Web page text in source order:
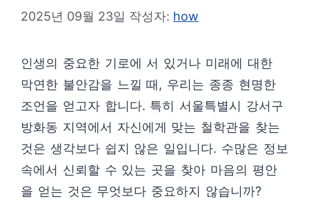
2025년 09월 23일 작성자: how
인생의 중요한 기로에 서 있거나 미래에 대한
막연한 불안감을 느낄 때, 우리는 종종 현명한
조언을 얻고자 합니다. 특히 서울특별시 강서구
방화동 지역에서 자신에게 맞는 철학관을 찾는
것은 생각보다 쉽지 않은 일입니다. 수많은 정보
속에서 신뢰할 수 있는 곳을 찾아 마음의 평안
을 얻는 것은 무엇보다 중요하지 않습니까?